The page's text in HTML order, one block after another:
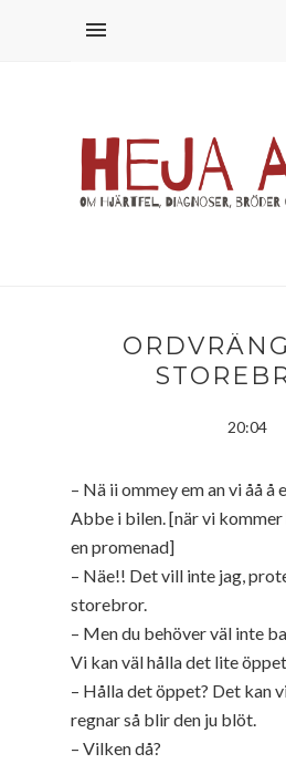
20:04
– Nä ii ommey em an vi åå å
Abbe i bilen. [när vi kommer
en promenad]
– Näe!! Det vill inte jag,
storebror.
– Men du behöver väl inte
Vi kan väl hålla det lite
– Hålla det öppet? Det kan
regnar så blir den ju blöt.
– Vilken då?